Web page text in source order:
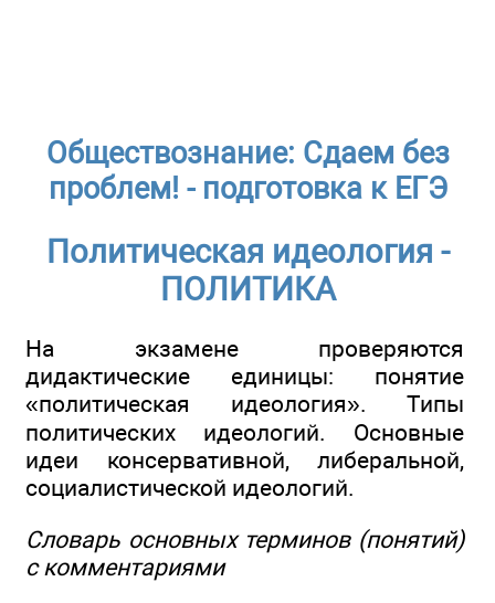
Обществознание: Сдаем без
проблем! - подготовка к ЕГЭ
Политическая идеология -
ПОЛИТИКА
На экзамене проверяются
дидактические единицы: понятие
«политическая идеология». Типы
политических идеологий. Основные
идеи консервативной, либеральной,
социалистической идеологий.
Словарь основных терминов (понятий)
с комментариями